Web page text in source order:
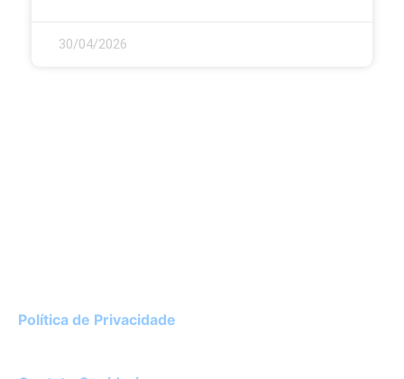
30/04/2026
Política de Privacidade